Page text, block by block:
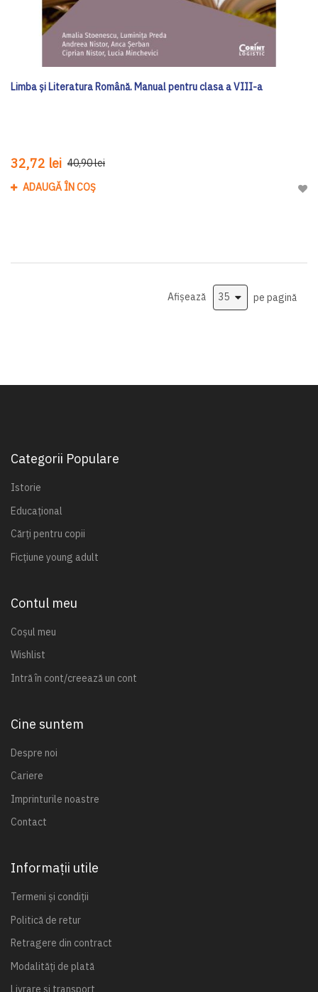
Limba și Literatura Română. Manual pentru clasa a VIII-a
32,72 lei 40,90 lei
ADAUGĂ ÎN COȘ
Afișează pe pagină
Categorii Populare
Istorie
Educațional
Cărți pentru copii
Ficțiune young adult
Contul meu
Coșul meu
Wishlist
Intră în cont/creează un cont
Cine suntem
Despre noi
Cariere
Imprinturile noastre
Contact
Informații utile
Termeni și condiții
Politică de retur
Retragere din contract
Modalități de plată
Livrare și transport